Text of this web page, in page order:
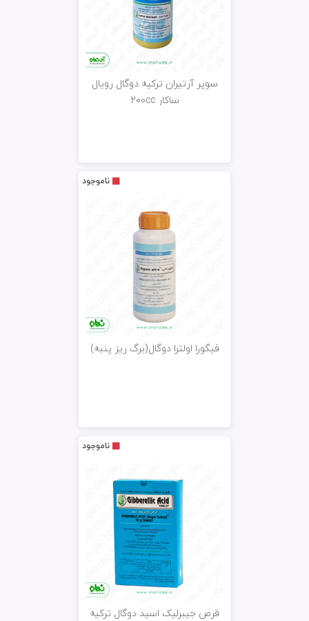
سوپر آرتیران ترکیه دوگال رویال
ساکار 200cc
ناموجود
فیگورا اولترا دوگال(برگ ریز پنبه)
ناموجود
قرص جیبرلیک اسید دوگال ترکیه